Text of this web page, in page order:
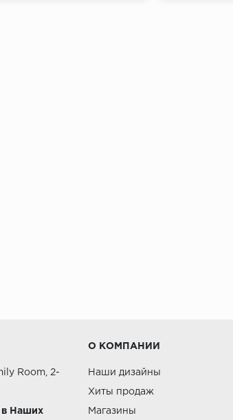
Room, 2-
в Наших
О КОМПАНИИ
Наши дизайны
Хиты продаж
Магазины